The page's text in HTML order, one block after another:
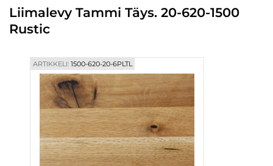
Blogi
Yhteystiedot
Liimalevy Tammi Täys. 20-620-1500
Rustic
ARTIKKELI:1500-620-20-6PLTL